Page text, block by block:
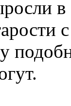
в